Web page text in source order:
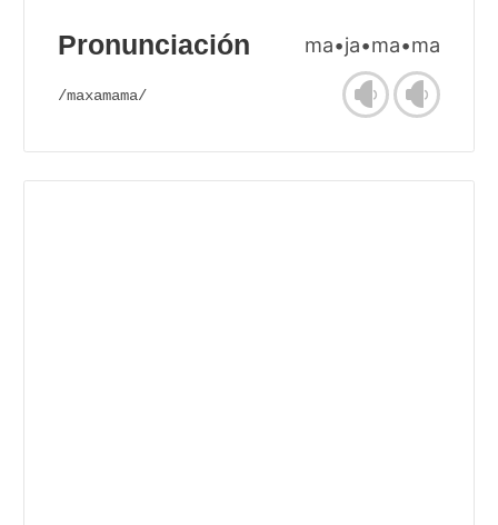
Pronunciación ma•ja•ma•ma
/maxamama/